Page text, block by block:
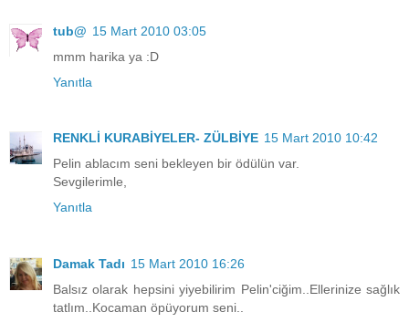
tub@ 15 Mart 2010 03:05
mmm harika ya :D
Yanıtla
RENKLİ KURABİYELER- ZÜLBİYE 15 Mart 2010 10:42
Pelin ablacım seni bekleyen bir ödülün var.
Sevgilerimle,
Yanıtla
Damak Tadı 15 Mart 2010 16:26
Balsız olarak hepsini yiyebilirim Pelin'ciğim..Ellerinize sağlık
tatlım..Kocaman öpüyorum seni..